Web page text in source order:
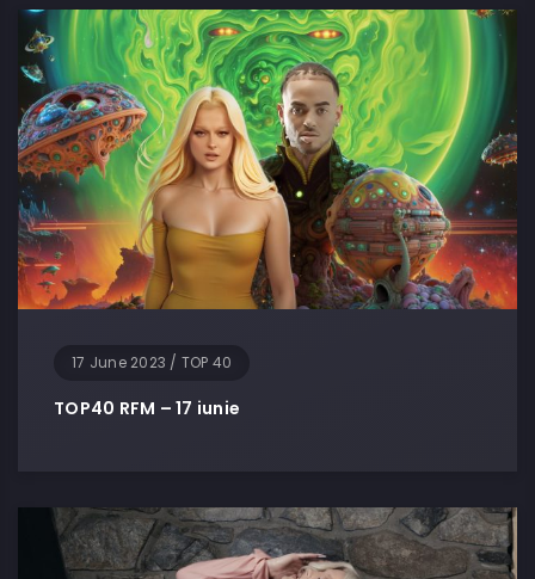
17 June 2023 / TOP 40
TOP40 RFM – 17 iunie